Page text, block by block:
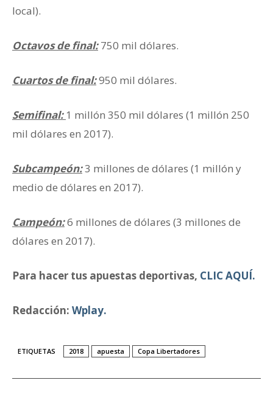
local).
Octavos de final:750 mil dólares.
Cuartos de final:950 mil dólares.
Semifinal:1 millón 350 mil dólares (1 millón 250
mil dólares en 2017).
Subcampeón:3 millones de dólares (1 millón y
medio de dólares en 2017).
Campeón:6 millones de dólares (3 millones de
dólares en 2017).
Para hacer tus apuestas deportivas, CLIC AQUÍ.
Redacción: Wplay.
ETIQUETAS 2018 apuesta Copa Libertadores